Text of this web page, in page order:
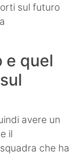
sul futuro
e quel
avere un
il
che ha